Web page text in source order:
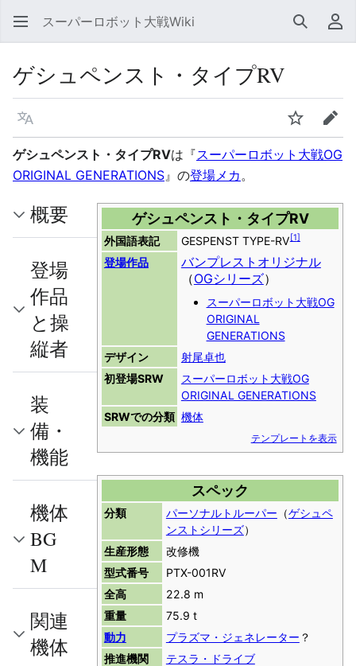
スーパーロボット大戦Wiki 検索 利
ゲシュペンスト・タイプRV
言語 ウォッチ編集
ゲシュペンスト・タイプRVは『スーパーロボット大戦OG
ORIGINAL GENERATIONS』の登場メカ。
ゲシュペンスト・タイプRV
外国語表記 GESPENST TYPE-RV[1
登場作品
バンプレストオリジナル
（OGシリーズ）
スーパーロボット大戦OG
ORIGINAL
GENERATIONS
デザイン
射尾卓也
初登場SRW
スーパーロボット大戦OG
ORIGINAL GENERATIONS
SRWでの分類 機体
テンプレートを表示
スペック
分類 パーソナルトルーパー （ゲシュペ
ンストシリーズ）
生産形態
改修機
型式番号
PTX-001RV
全高
22.8 m
重量
75.9 t
動力
プラズマ・ジェネレーター ？
推進機関
テスラ・ドライブ
概要
登場
作品
と操
縦者
装
備・
機能
機体
BG
M
関連
機体